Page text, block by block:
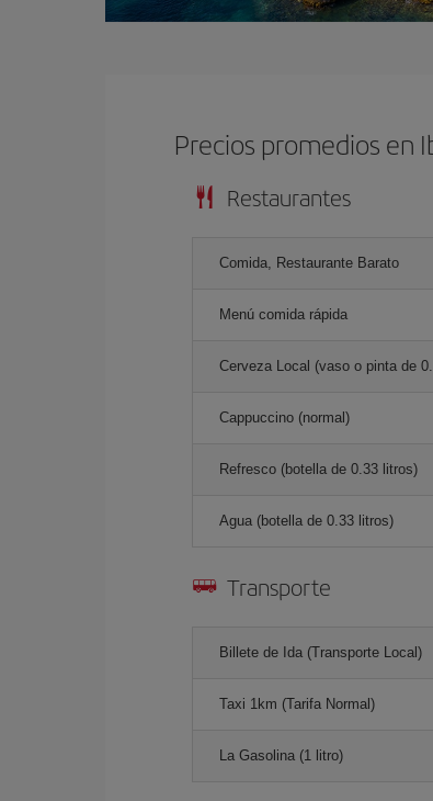
Precios promedios en
Restaurantes
Comida, Restaurante Barato
Menú comida rápida
Cerveza Local (vaso o pinta de
Cappuccino (normal)
Refresco (botella de 0.33 litros)
Agua (botella de 0.33 litros)
Transporte
Billete de Ida (Transporte Local)
Taxi 1km (Tarifa Normal)
La Gasolina (1 litro)